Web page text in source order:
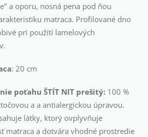
a oporu, nosná pena pod ňou
matraca. Profilované dno
pri použítí lamelových
: 20 cm
poťahu ŠTÍT NIT prešitý: 100 %
a a antialergickou úpravou.
látky, ktorý ovplyvňuje
matraca a dotvára vhodné prostredie